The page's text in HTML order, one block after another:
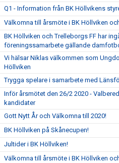
Q1 - Information från BK Höllvikens
Välkomna till årsmöte i BK Höllviken
BK Höllviken och Trelleborgs FF har
föreningssamarbete gällande
Vi hälsar Niklas välkommen som
Höllviken
Trygga spelare i samarbete med
Inför årsmötet den 26/2 2020 -
kandidater
Gott Nytt År och Välkomna till 2020!
BK Höllviken på Skånecupen!
Jultider i BK Höllviken!
Välkomna till årsmöte i BK Höllviken